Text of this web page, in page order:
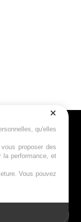
qu'elles
proposer des
la performance, et
Vous pouvez